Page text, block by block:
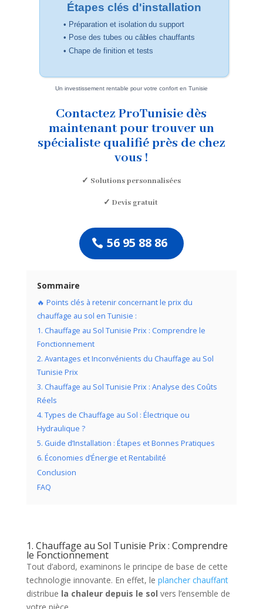
Étapes clés d'installation
• Préparation et isolation du support
• Pose des tubes ou câbles chauffants
• Chape de finition et tests
Un investissement rentable pour votre confort en Tunisie
Contactez ProTunisie dès
maintenant pour trouver un
spécialiste qualifié près de chez
vous !
✓ Solutions personnalisées
✓ Devis gratuit
56 95 88 86
Sommaire
🔥 Points clés à retenir concernant le prix du
chauffage au sol en Tunisie :
1. Chauffage au Sol Tunisie Prix : Comprendre le
Fonctionnement
2. Avantages et Inconvénients du Chauffage au Sol
Tunisie Prix
3. Chauffage au Sol Tunisie Prix : Analyse des Coûts
Réels
4. Types de Chauffage au Sol : Électrique ou
Hydraulique ?
5. Guide d’Installation : Étapes et Bonnes Pratiques
6. Économies d’Énergie et Rentabilité
Conclusion
FAQ
1. Chauffage au Sol Tunisie Prix : Comprendre
le Fonctionnement
Tout d’abord, examinons le principe de base de cette
technologie innovante. En effet, le plancher chauffant
distribue la chaleur depuis le sol vers l’ensemble de
votre pièce.